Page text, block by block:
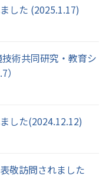
した (2025.1.17)
術共同研究・教育シ
した(2024.12.12)
敬訪問されました